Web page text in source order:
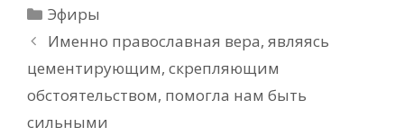
Рубрики
Эфиры
Именно православная вера, являясь
цементирующим, скрепляющим
обстоятельством, помогла нам быть
сильными